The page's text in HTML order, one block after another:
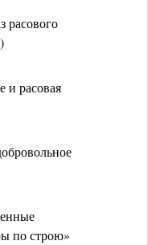
расового
и расовая
по строю»